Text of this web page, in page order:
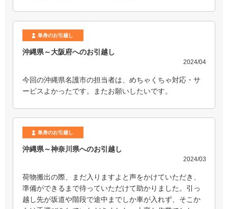
単身のお引越し
沖縄県～大阪府へのお引越し
2024/04
今回の沖縄県名護市の担当者は、めちゃくちゃ対応・サ
ービスよかったです。またお願いしたいです。
単身のお引越し
沖縄県～神奈川県へのお引越し
2024/03
荷物搬出の際、まだ入りますよと声をかけていただき、
準備ができるまで待っていただけて助かりました。引っ
越し先が坂道や階段で途中までしか車が入れず、そこか